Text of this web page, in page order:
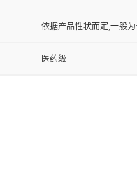
依据产品性状而定,一般
医药级